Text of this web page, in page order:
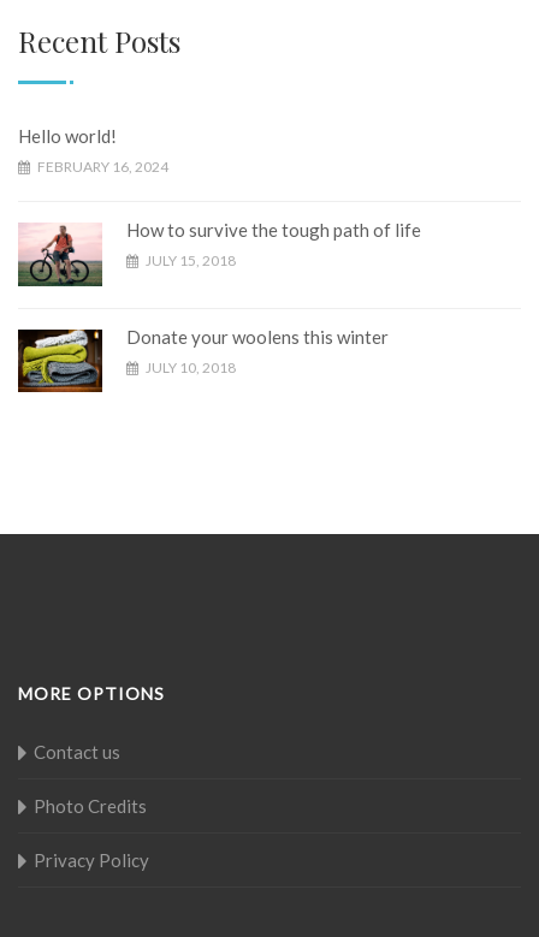
Recent Posts
Hello world!
FEBRUARY 16, 2024
How to survive the tough path of life
JULY 15, 2018
Donate your woolens this winter
JULY 10, 2018
MORE OPTIONS
Contact us
Photo Credits
Privacy Policy